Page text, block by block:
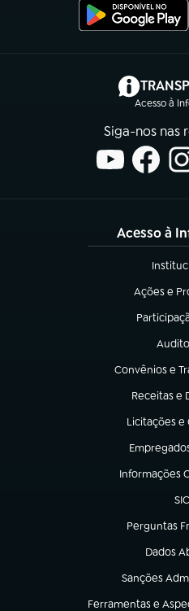
Acesso à
Siga-nos nas
Acesso à
(abre
Ações e
(abre em
(abre em
(abre
Convênios e
(abre em nova
Receitas e
(abre em
Licitações
(abre em
(abre em
Informações
(abre em
SIC
Perguntas
(abre em
Dados
(abre em
Sanções
(abre em
Ferramentas e